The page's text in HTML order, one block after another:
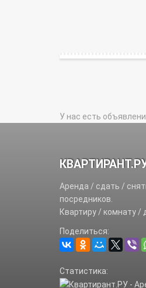
У нас есть
Аренда / сдать /
посредников.
Квартиру / комнату
Поделиться:
Статистика: